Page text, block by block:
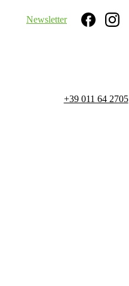
Newsletter
+39 011 64 2705